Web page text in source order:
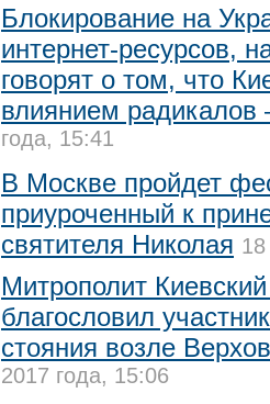
Блокирование на
интернет-ресурсов,
говорят о том, что
влиянием радикалов
года, 15:41
В Москве пройдет
приуроченный к
святителя Николая
Митрополит
благословил
стояния возле
2017 года, 15:06